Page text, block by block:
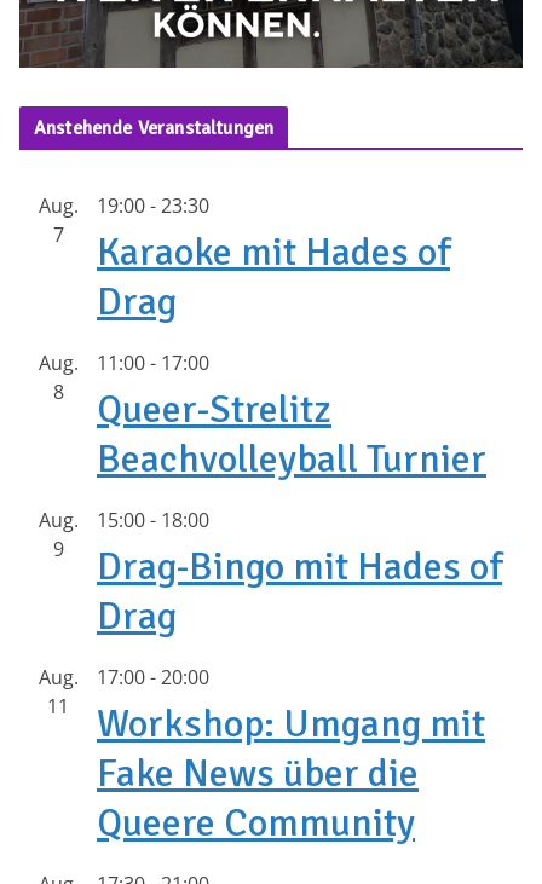
Anstehende Veranstaltungen
Aug.
7
19:00-23:30
Karaoke mit Hades of
Drag
Aug.
8
11:00- 17:00
Queer-Strelitz
Beachvolleyball Turnier
Aug.
9
15:00- 18:00
Drag-Bingo mit Hades of
Drag
Aug.
11
17:00-20:00
Workshop: Umgang mit
Fake News über die
Queere Community